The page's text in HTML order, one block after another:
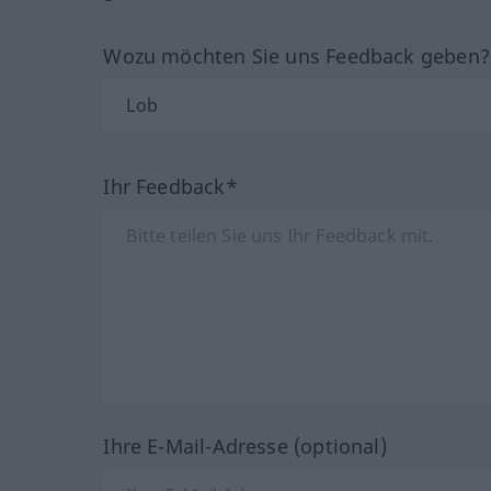
Wozu möchten Sie uns Feedback
Ihr Feedback*
Ihre E-Mail-Adresse (optional)